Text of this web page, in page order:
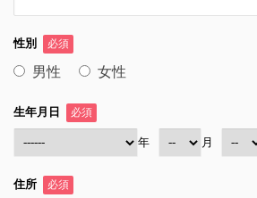
性別 必須
男性 女性
生年月日 必須
年 月
住所 必須